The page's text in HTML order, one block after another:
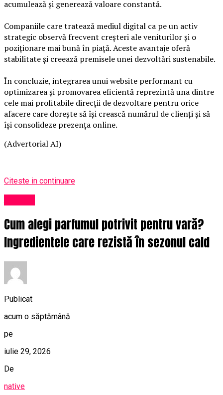
acumulează și generează valoare constantă.
Companiile care tratează mediul digital ca pe un activ
strategic observă frecvent creșteri ale veniturilor și o
poziționare mai bună în piață. Aceste avantaje oferă
stabilitate și creează premisele unei dezvoltări sustenabile.
În concluzie, integrarea unui website performant cu
optimizarea și promovarea eficientă reprezintă una dintre
cele mai profitabile direcții de dezvoltare pentru orice
afacere care dorește să își crească numărul de clienți și să
își consolideze prezența online.
(Advertorial AI)
Citeste in continuare
Cum alegi parfumul potrivit pentru vară?
Ingredientele care rezistă în sezonul cald
Publicat
acum o săptămână
pe
iulie 29, 2026
De
native